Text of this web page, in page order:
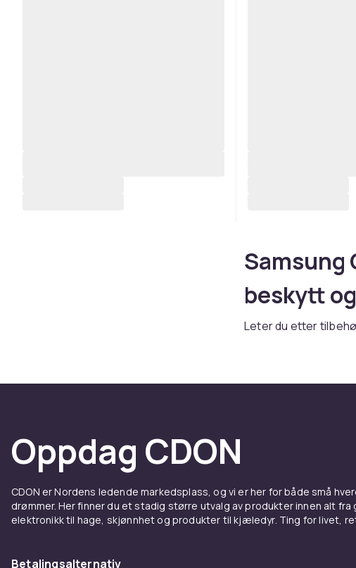
Samsung
beskytt
Leter du etter
hverdagslige uhell.
slanke profil, eller
hele utvalget av
Oppdag CDON
CDON er Nordens ledende markedsplass, og vi er her for både små
drømmer. Her finner du et stadig større utvalg av produkter innen alt fra
elektronikk til hage, skjønnhet og produkter til kjæledyr. Ting for livet,
Betalingsalternativ